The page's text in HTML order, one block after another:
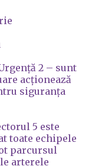
2 – sunt
acționează
siguranța
5 este
toate echipele
parcursul
arterele